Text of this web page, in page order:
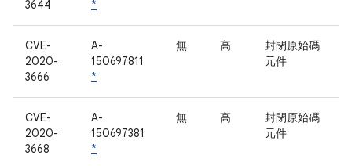
3644
*
CVE-
2020-
3666
A-
150697811
*
無 高
封閉原始碼
元件
CVE-
2020-
3668
A-
150697381
*
無 高
封閉原始碼
元件